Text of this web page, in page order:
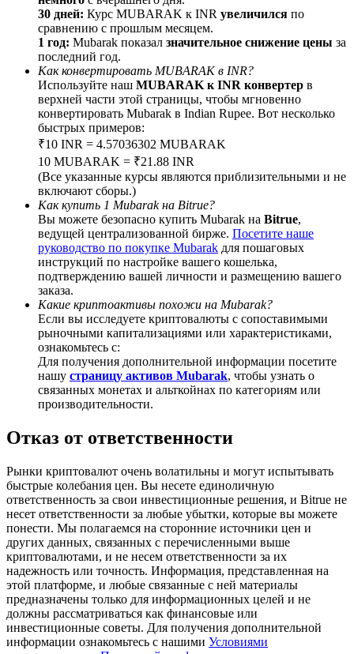
BTC Welcome Rewards
Deposit & Trade BTC to Share 25000 USDT prize pool!
Deposit CASHCAT & Win
Share 500000 CASHCAT prize pool
Exclusive for BitMart Users
Register & Trade to Win 500,000 USDT
Precious Metals Trading Carnival
Trade Gold & Silver · 33,333 USDT Bonus
USDT Flexible Staking | Daily Rewards
BTC New User Exclusive: 6.5% APR
BTC Flexible Staking | Daily Rewards
30 дней: Курс MUBARAK к INR увеличился по
сравнению с прошлым месяцем.
1 год: Mubarak показал значительное снижение цены за
последний год.
Как конвертировать MUBARAK в INR?
Используйте наш MUBARAK к INR конвертер в
верхней части этой страницы, чтобы мгновенно
конвертировать Mubarak в Indian Rupee. Вот несколько
быстрых примеров:
₹10 INR = 4.57036302 MUBARAK
10 MUBARAK = ₹21.88 INR
(Все указанные курсы являются приблизительными и не
включают сборы.)
Как купить 1 Mubarak на Bitrue?
Вы можете безопасно купить Mubarak на Bitrue,
ведущей централизованной бирже. Посетите наше
руководство по покупке Mubarak для пошаговых
инструкций по настройке вашего кошелька,
подтверждению вашей личности и размещению вашего
заказа.
Какие криптоактивы похожи на Mubarak?
Если вы исследуете криптовалюты с сопоставимыми
рыночными капитализациями или характеристиками,
ознакомьтесь с:
Для получения дополнительной информации посетите
нашу страницу активов Mubarak, чтобы узнать о
связанных монетах и альткойнах по категориям или
производительности.
Отказ от ответственности
Рынки криптовалют очень волатильны и могут испытывать
быстрые колебания цен. Вы несете единоличную
ответственность за свои инвестиционные решения, и Bitrue не
несет ответственности за любые убытки, которые вы можете
понести. Мы полагаемся на сторонние источники цен и
других данных, связанных с перечисленными выше
криптовалютами, и не несем ответственности за их
надежность или точность. Информация, представленная на
этой платформе, и любые связанные с ней материалы
предназначены только для информационных целей и не
должны рассматриваться как финансовые или
инвестиционные советы. Для получения дополнительной
информации ознакомьтесь с нашими Условиями